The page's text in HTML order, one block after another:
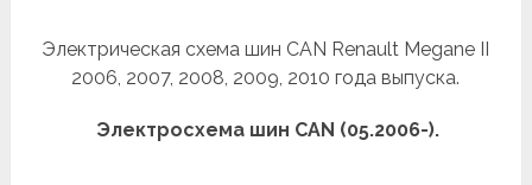
Электрическая схема шин CAN Renault Megane II
2006, 2007, 2008, 2009, 2010 года выпуска.
Электросхема шин CAN (05.2006-).